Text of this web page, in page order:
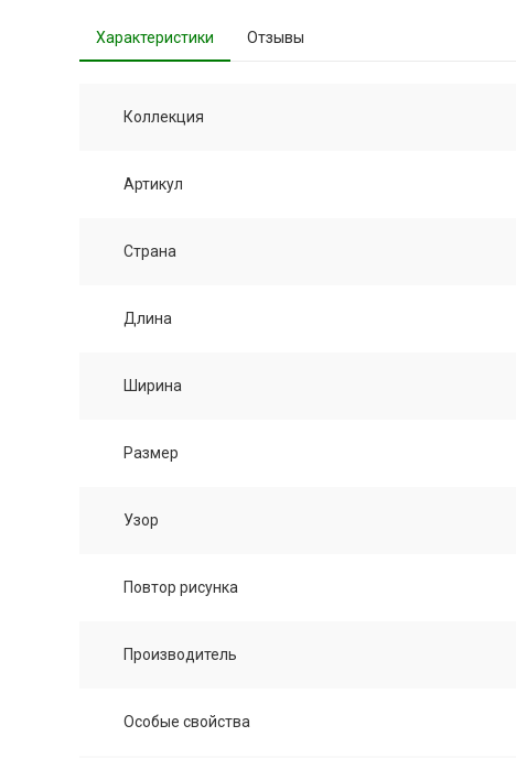
Характеристики Отзывы
Коллекция
Артикул
Страна
Длина
Ширина
Размер
Узор
Повтор рисунка
Производитель
Особые свойства